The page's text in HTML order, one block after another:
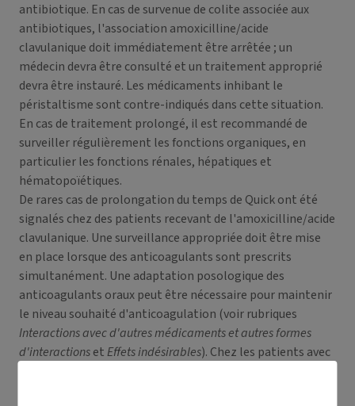
antibiotique. En cas de survenue de colite associée aux
antibiotiques, l'association amoxicilline/acide
clavulanique doit immédiatement être arrêtée ; un
médecin devra être consulté et un traitement approprié
devra être instauré. Les médicaments inhibant le
péristaltisme sont contre-indiqués dans cette situation.
En cas de traitement prolongé, il est recommandé de
surveiller régulièrement les fonctions organiques, en
particulier les fonctions rénales, hépatiques et
hématopoïétiques.
De rares cas de prolongation du temps de Quick ont été
signalés chez des patients recevant de l'amoxicilline/acide
clavulanique. Une surveillance appropriée doit être mise
en place lorsque des anticoagulants sont prescrits
simultanément. Une adaptation posologique des
anticoagulants oraux peut être nécessaire pour maintenir
le niveau souhaité d'anticoagulation (voir rubriques
Interactions avec d'autres médicaments et autres formes
d'interactionsetEffets indésirables). Chez les patients avec